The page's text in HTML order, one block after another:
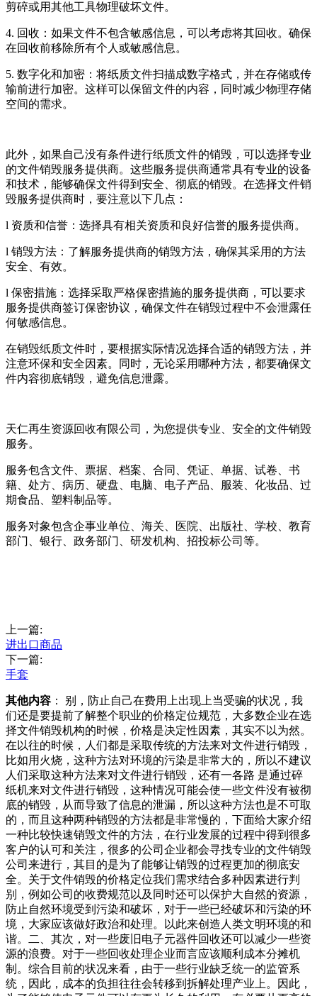
剪碎或用其他工具物理破坏文件。
4. 回收：如果文件不包含敏感信息，可以考虑将其回收。确保
在回收前移除所有个人或敏感信息。
5. 数字化和加密：将纸质文件扫描成数字格式，并在存储或传
输前进行加密。这样可以保留文件的内容，同时减少物理存储
空间的需求。
此外，如果自己没有条件进行纸质文件的销毁，可以选择专业
的文件销毁服务提供商。这些服务提供商通常具有专业的设备
和技术，能够确保文件得到安全、彻底的销毁。在选择文件销
毁服务提供商时，要注意以下几点：
l 资质和信誉：选择具有相关资质和良好信誉的服务提供商。
l 销毁方法：了解服务提供商的销毁方法，确保其采用的方法
安全、有效。
l 保密措施：选择采取严格保密措施的服务提供商，可以要求
服务提供商签订保密协议，确保文件在销毁过程中不会泄露任
何敏感信息。
在销毁纸质文件时，要根据实际情况选择合适的销毁方法，并
注意环保和安全因素。同时，无论采用哪种方法，都要确保文
件内容彻底销毁，避免信息泄露。
天仁再生资源回收有限公司，为您提供专业、安全的文件销毁
服务。
服务包含文件、票据、档案、合同、凭证、单据、试卷、书
籍、处方、病历、硬盘、电脑、电子产品、服装、化妆品、过
期食品、塑料制品等。
服务对象包含企事业单位、海关、医院、出版社、学校、教育
部门、银行、政务部门、研发机构、招投标公司等。
上一篇:
进出口商品
下一篇:
手套
其他内容 ： 别，防止自己在费用上出现上当受骗的状况，我
们还是要提前了解整个职业的价格定位规范，大多数企业在选
择文件销毁机构的时候，价格是决定性因素，其实不以为然。
在以往的时候，人们都是采取传统的方法来对文件进行销毁，
比如用火烧，这种方法对环境的污染是非常大的，所以不建议
人们采取这种方法来对文件进行销毁，还有一各路 是通过碎
纸机来对文件进行销毁，这种情况可能会使一些文件没有被彻
底的销毁，从而导致了信息的泄漏，所以这种方法也是不可取
的，而且这种两种销毁的方法都是非常慢的，下面给大家介绍
一种比较快速销毁文件的方法，在行业发展的过程中得到很多
客户的认可和关注，很多的公司企业都会寻找专业的文件销毁
公司来进行，其目的是为了能够让销毁的过程更加的彻底安
全。关于文件销毁的价格定位我们需求结合多种因素进行判
别，例如公司的收费规范以及同时还可以保护大自然的资源，
防止自然环境受到污染和破坏，对于一些已经破坏和污染的环
境，大家应该做好政治和处理。以此来创造人类文明环境的和
谐。二、其次，对一些废旧电子元器件回收还可以减少一些资
源的浪费。对于一些回收处理企业而言应该顺利成本分摊机
制。综合目前的状况来看，由于一些行业缺乏统一的监管系
统，因此，成本的负担往往会转移到拆解处理产业上。因此，